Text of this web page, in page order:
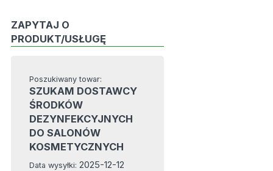
ZAPYTAJ O
PRODUKT/USŁUGĘ
Poszukiwany towar:
SZUKAM DOSTAWCY
ŚRODKÓW
DEZYNFEKCYJNYCH
DO SALONÓW
KOSMETYCZNYCH
Data wysyłki: 2025-12-12